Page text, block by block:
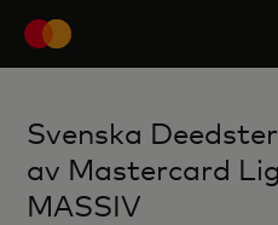
Svenska
av Mastercard
MASSIV